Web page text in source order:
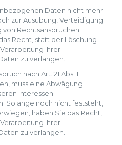
Daten nicht mehr
zur Ausübung, Verteidigung
Rechtsansprüchen
Recht, statt der Löschung
Ihrer
zu verlangen.
nach Art. 21 Abs. 1
muss eine Abwägung
Interessen
Solange noch nicht feststeht,
haben Sie das Recht,
Ihrer
zu verlangen.